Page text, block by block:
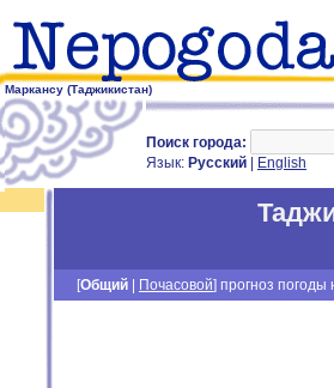
Маркансу (Таджикистан)
Поиск города:
Язык: Русский English
[Общий Почасовой] прогноз погоды